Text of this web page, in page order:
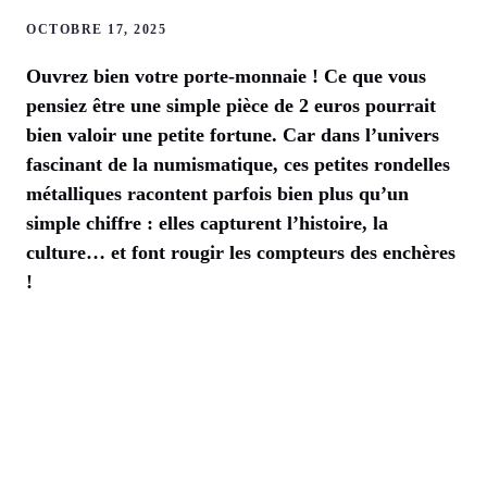
OCTOBRE 17, 2025
Ouvrez bien votre porte-monnaie ! Ce que vous
pensiez être une simple pièce de 2 euros pourrait
bien valoir une petite fortune. Car dans l’univers
fascinant de la numismatique, ces petites rondelles
métalliques racontent parfois bien plus qu’un
simple chiffre : elles capturent l’histoire, la
culture… et font rougir les compteurs des enchères
!